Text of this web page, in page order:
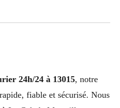
24h/24 à 13015, notre
fiable et sécurisé. Nous